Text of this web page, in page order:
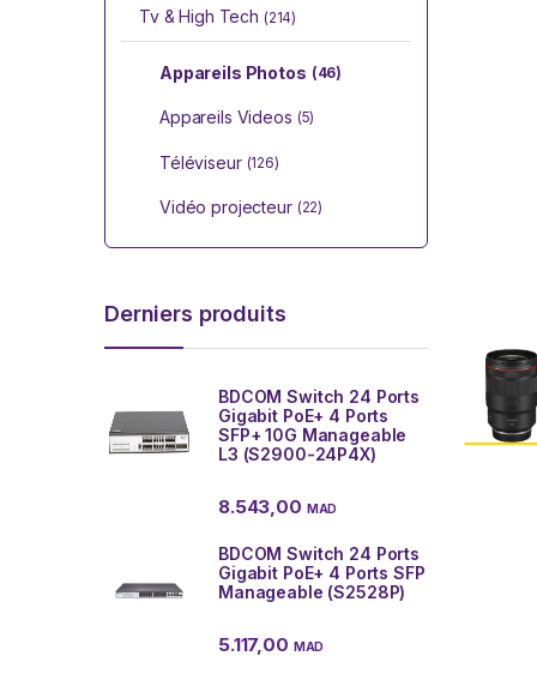
Tv & High Tech (214)
Appareils Photos (46)
Appareils Videos (5)
Téléviseur (126)
Vidéo projecteur (22)
Derniers produits
BDCOM Switch 24 Ports
Gigabit PoE+ 4 Ports
SFP+ 10G Manageable
L3 (S2900-24P4X)
8.543,00 MAD
BDCOM Switch 24 Ports
Gigabit PoE+ 4 Ports SFP
Manageable (S2528P)
5.117,00 MAD